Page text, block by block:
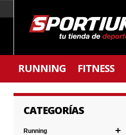
RUNNING FITNESS
CATEGORÍAS
Running